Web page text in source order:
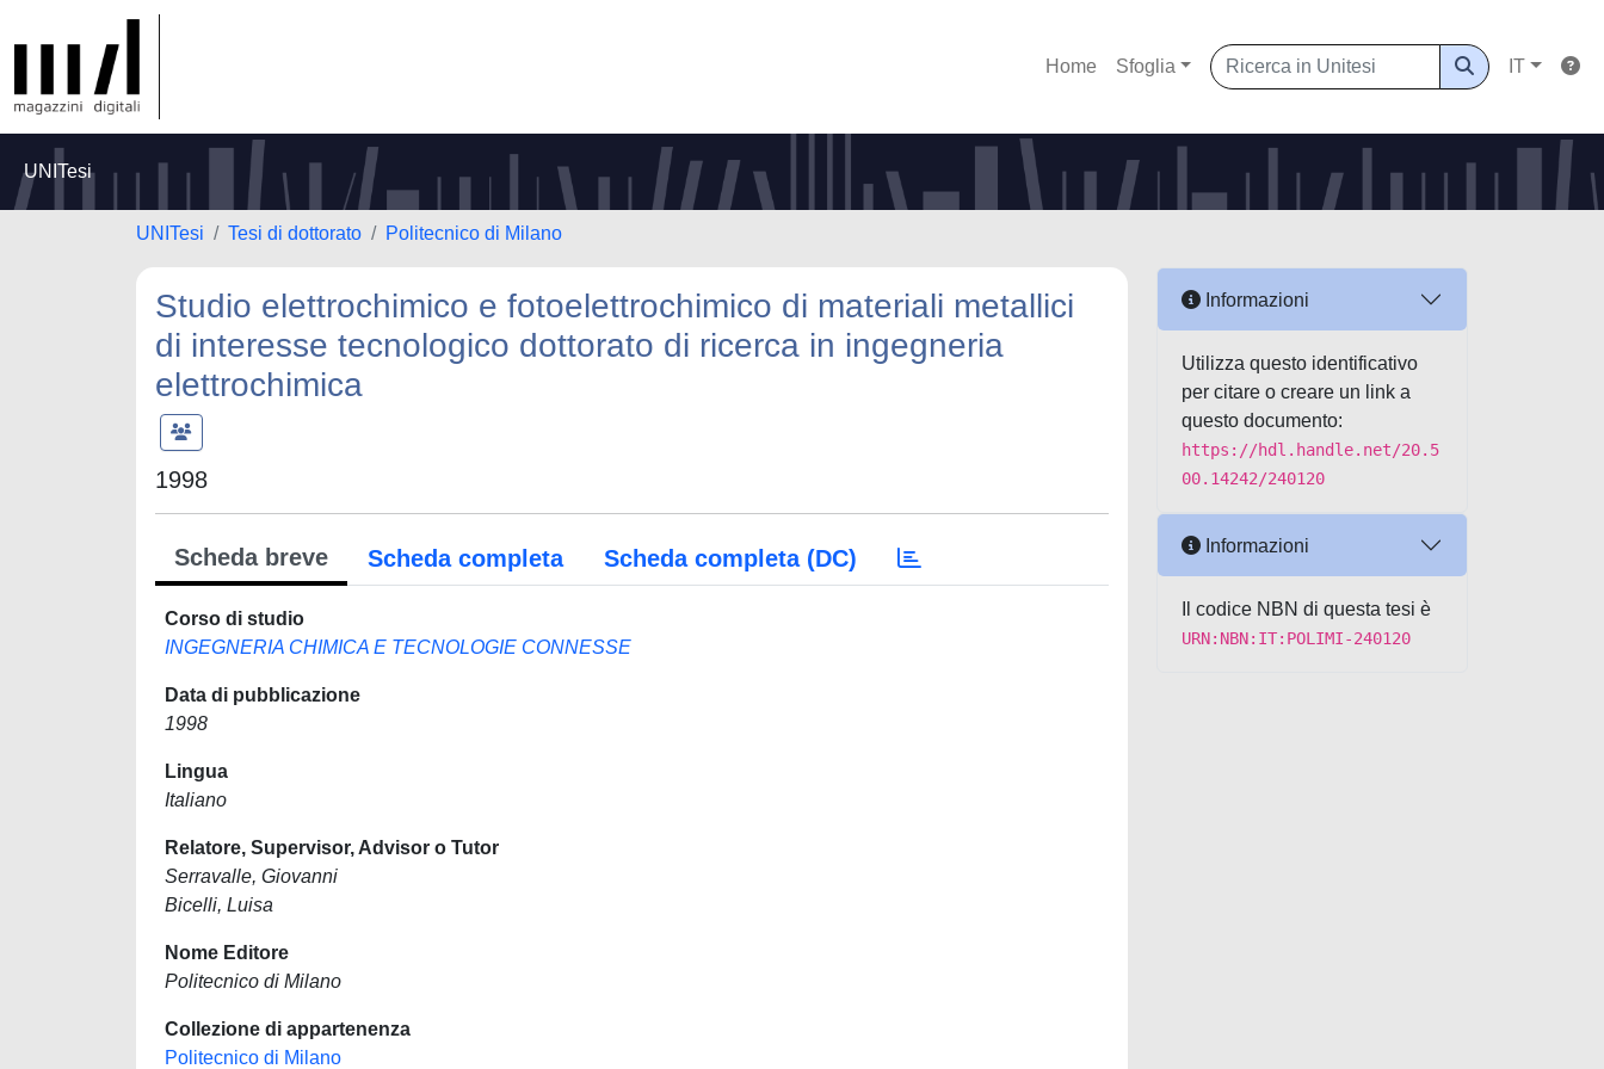
Home Sfoglia IT
UNITesi
UNITesi Tesi di dottorato Politecnico di Milano
Studio elettrochimico e fotoelettrochimico di materiali metallici
di interesse tecnologico dottorato di ricerca in ingegneria
elettrochimica
1998
Scheda breve Scheda completa Scheda completa (DC)
Corso di studio
INGEGNERIA CHIMICA E TECNOLOGIE CONNESSE
Data di pubblicazione
1998
Lingua
Italiano
Relatore, Supervisor, Advisor o Tutor
Serravalle, Giovanni
Bicelli, Luisa
Nome Editore
Politecnico di Milano
Collezione di appartenenza
Politecnico di Milano
Informazioni
Utilizza questo identificativo
per citare o creare un link a
questo documento:
https://hdl.handle.net/20.5
00.14242/240120
Informazioni
Il codice NBN di questa tesi è
URN:NBN:IT:POLIMI-240120